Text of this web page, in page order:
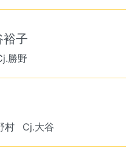
裕子
勝野
村 Cj.大谷